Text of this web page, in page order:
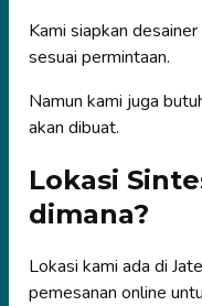
Kami siapkan
sesuai permintaan.
Namun kami juga
akan dibuat.
Lokasi
dimana?
Lokasi kami ada di
pemesanan online